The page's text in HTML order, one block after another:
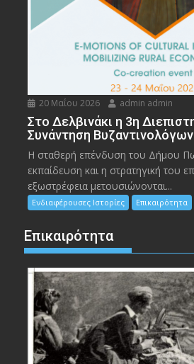
20 Μαΐου 2026 admin admin
Στο Δελβινάκι η 3η
Συνάντηση Βυζαντινολόγων
Η σταθερή επένδυση του Δήμου
εκπαίδευση και η στρατηγική του
εξωστρέφεια μετουσιώνονται...
Ενδιαφέρουσες Ιστορίες Επικαιρότητα
Επικαιρότητα